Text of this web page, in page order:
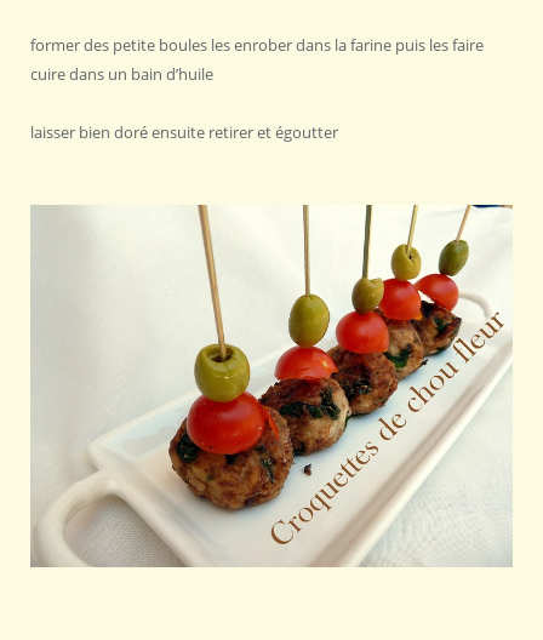
former des petite boules les enrober dans la farine puis les faire
cuire dans un bain d’huile
laisser bien doré ensuite retirer et égoutter